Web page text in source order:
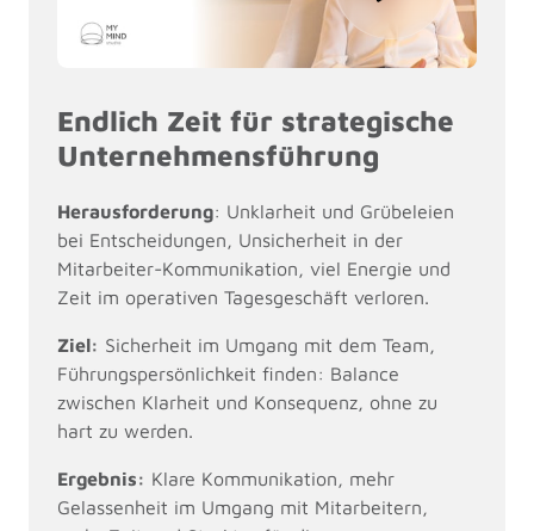
Endlich Zeit für strategische
Unternehmensführung
Herausforderung: Unklarheit und Grübeleien
bei Entscheidungen, Unsicherheit in der
Mitarbeiter-Kommunikation, viel Energie und
Zeit im operativen Tagesgeschäft verloren.
Ziel: Sicherheit im Umgang mit dem Team,
Führungspersönlichkeit finden: Balance
zwischen Klarheit und Konsequenz, ohne zu
hart zu werden.
Ergebnis: Klare Kommunikation, mehr
Gelassenheit im Umgang mit Mitarbeitern,